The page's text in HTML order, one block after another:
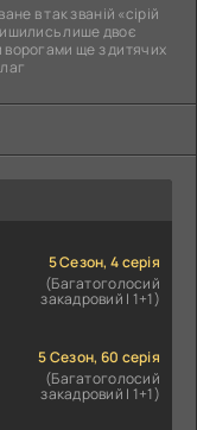
в так званій «сірій
лише двоє
ворогами ще з дитячих
5 Сезон, 4 серія
(Багатоголосий
закадровий | 1+1)
5 Сезон, 60 серія
(Багатоголосий
закадровий | 1+1)